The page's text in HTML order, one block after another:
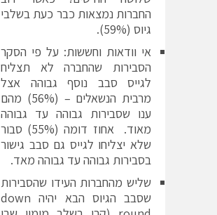
החברות נמצאות כבר כעת בשלבי
גיוס (59%).
אי וודאות וחששות: על פי הסקר
הסבירות שהחברה לא תצליח
לגייס סבב נוסף גבוהה אצל
מרבית הנשאלים – (56%) מהם
ענו שסבירות גבוהה עד גבוהה
מאוד. אחוז דומה (55%) סבור
שלא יצליחו לגייס גם סבב גישור
בסבירות גבוהה עד גבוהה מאד.
שליש מהחברות העידו שהסבירות
שסבב הגיוס הבא יהיה down